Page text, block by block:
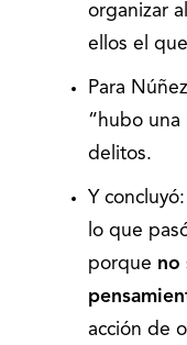
organizar
ellos el
Para
“hubo una
delitos.
Y
lo que
porque no
acción de